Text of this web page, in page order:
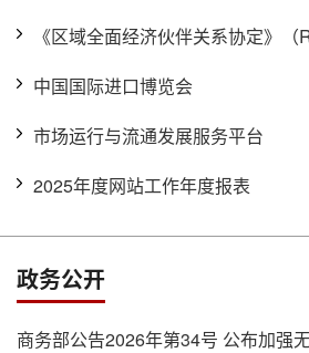
《区域全面经济伙伴关系协定》（
中国国际进口博览会
市场运行与流通发展服务平台
2025年度网站工作年度报表
政务公开
商务部公告2026年第34号 公布加强